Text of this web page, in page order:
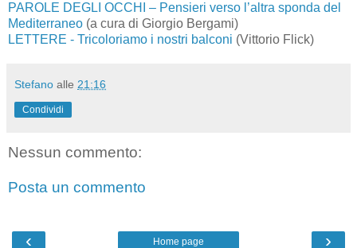
PAROLE DEGLI OCCHI – Pensieri verso l’altra sponda del
Mediterraneo (a cura di Giorgio Bergami)
LETTERE - Tricoloriamo i nostri balconi (Vittorio Flick)
Stefano alle 21:16
Condividi
Nessun commento:
Posta un commento
‹ ›
Home page